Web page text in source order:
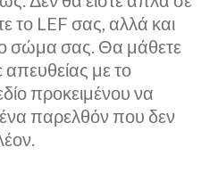
το LEF σας, αλλά και
σώμα σας. Θα μάθετε
με το
προκειμένου να
παρελθόν που δεν